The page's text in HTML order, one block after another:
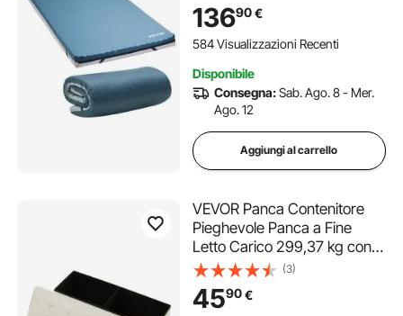
Case di Cura e Assistenza
Domiciliare, 1930 x 864 x 89
13690€
584 Visualizzazioni Recenti
Disponibile
Consegna:Sab. Ago. 8 - Mer.
Ago. 12
Aggiungi al carrello
VEVOR Panca Contenitore
Pieghevole Panca a Fine
Letto Carico 299,37 kg con
Tasche Laterali Contenitore
Imbottito Pieghevole, Pouf da
Letto in Lino con Ampio
(3)
4590€